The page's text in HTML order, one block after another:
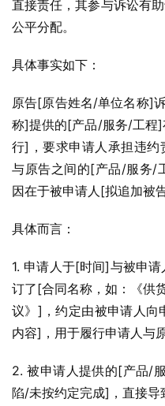
直接责任，其参与诉讼有
公平分配。
具体事实如下：
原告[原告姓名/单位名称]
称]提供的[产品/服务/工程
行]，要求申请人承担违约
与原告之间的[产品/服务/
因在于被申请人[拟追加被
具体而言：
1. 申请人于[时间]与被申
订了[合同名称，如：《供
议》]，约定由被申请人
内容]，用于履行申请人与
2. 被申请人提供的[产品/
陷/未按约定完成]，直接